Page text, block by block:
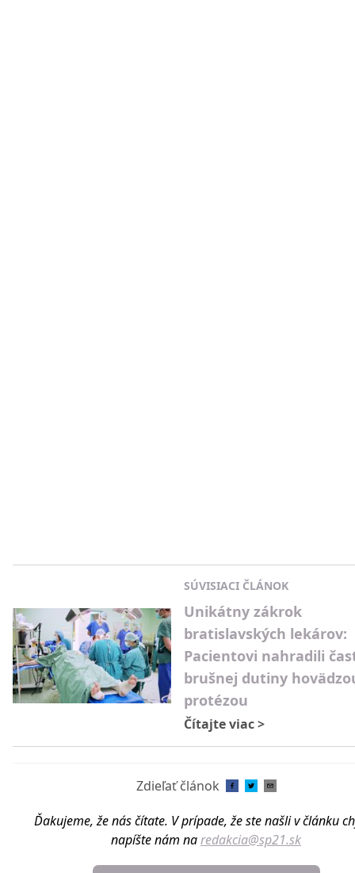
SÚVISIACI ČLÁNOK
Unikátny zákrok
bratislavských lekárov:
Pacientovi nahradili
brušnej dutiny
protézou
Čítajte viac>
Zdieľať článok
Ďakujeme, že nás čítate. V prípade, že ste našli v článku
napíšte nám naredakcia@sp21.sk